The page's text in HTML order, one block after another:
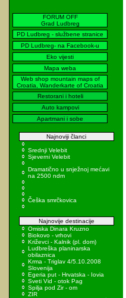
FORUM OFF
Grad Ludbreg
PD Ludbreg - službene stranice
PD Ludbreg- na Facebook-u
Eko vijesti
Mapa weba
Web shop mountain maps of
Croatia, Wanderkarte of Croatia
Restorani i hoteli
Auto kampovi
Apartmani i sobe
Najnoviji članci
Srednji Velebit
Sjeverni Velebit
Dramatično u snježnoj mećavi
na 2500 ndm
Češka smrčkovica
Najnovije destinacije
Omiska Dinara Kruzno
Biokovo - vrhovi
Križevci - Kalnik (pl. dom)
Ludbreška planinarska
obilaznica
Krma - Triglav 4/5.10.2008
Slovenija
Egeria put - Hrvatska - Iovia
Sveti Vid - otok Pag
Spilja pod Zir - om
ZIR